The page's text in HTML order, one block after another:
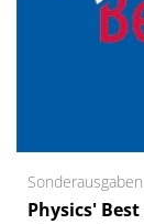
Sonderausgaben
Physics'